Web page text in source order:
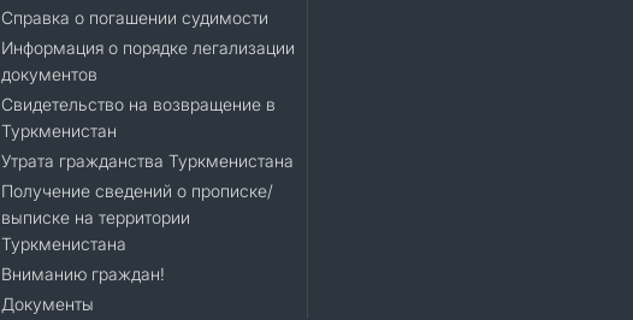
Справка о погашении судимости
Информация о порядке легализации
документов
Cвидетельство на возвращение в
Туркменистан
Утрата гражданства Туркменистана
Получение сведений о прописке/
выписке на территории
Туркменистана
Вниманию граждан!
Документы